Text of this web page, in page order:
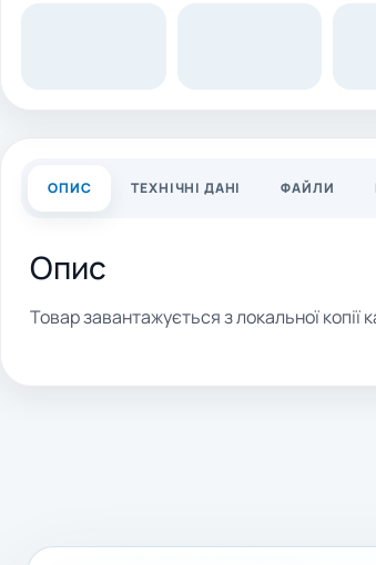
ОПИС ТЕХНІЧНІ ДАНІ ФАЙЛИ
Опис
Товар завантажується з локальної копії